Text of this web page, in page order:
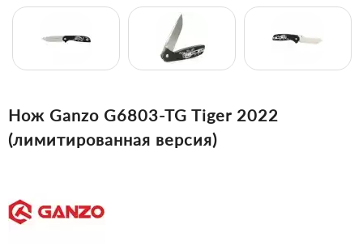
Нож Ganzo G6803-TG Tiger 2022
(лимитированная версия)